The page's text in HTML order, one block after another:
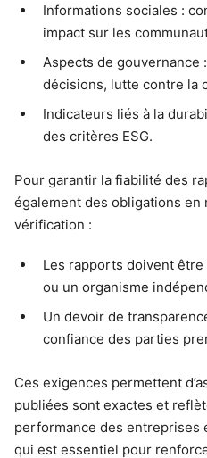
Informations sociales :
impact sur les
Aspects de gouvernance
décisions, lutte contre la
Indicateurs liés à la
des critères ESG.
Pour garantir la fiabilité des
également des obligations en
vérification :
Les rapports doivent
ou un organisme
Un devoir de
confiance des parties
Ces exigences permettent
publiées sont exactes et
performance des entreprises
qui est essentiel pour